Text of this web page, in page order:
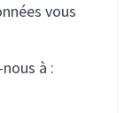
vous
à :